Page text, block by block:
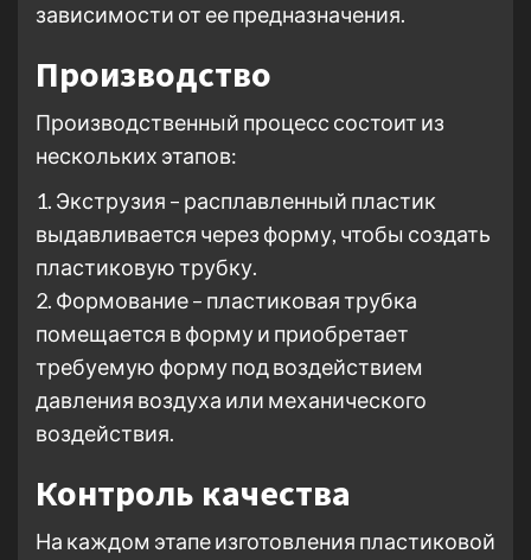
зависимости от ее предназначения.
Производство
Производственный процесс состоит из
нескольких этапов:
1. Экструзия – расплавленный пластик
выдавливается через форму, чтобы создать
пластиковую трубку.
2. Формование – пластиковая трубка
помещается в форму и приобретает
требуемую форму под воздействием
давления воздуха или механического
воздействия.
Контроль качества
На каждом этапе изготовления пластиковой